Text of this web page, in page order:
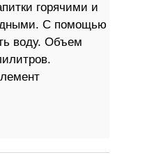
горячими и
С помощью
воду. Объем